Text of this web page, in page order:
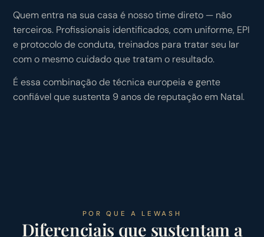
Quem entra na sua casa é nosso time direto — não
terceiros. Profissionais identificados, com uniforme, EPI
e protocolo de conduta, treinados para tratar seu lar
com o mesmo cuidado que tratam o resultado.
É essa combinação de técnica europeia e gente
confiável que sustenta 9 anos de reputação em Natal.
POR QUE A LEWASH
Diferenciais que sustentam a